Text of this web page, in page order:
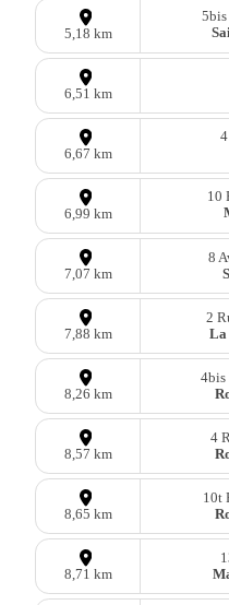
5,18 km
6,51 km
6,67 km
6,99 km
10
7,07 km
8
7,88 km
2
La
8,26 km
4bis
8,57 km
4
8,65 km
10t
8,71 km